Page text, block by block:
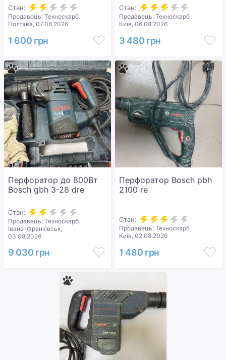
Стан:
Продавець: Техноскарб
Полтава, 07.08.2026
1 600 грн
Стан:
Продавець: Техноскарб
Київ, 06.08.2026
3 480 грн
Перфоратор до 800Вт
Bosch gbh 3-28 dre
Стан:
Продавець: Техноскарб
Івано-Франківськ,
03.08.2026
9 030 грн
Перфоратор Bosch pbh
2100 re
Стан:
Продавець: Техноскарб
Київ, 02.08.2026
1 480 грн